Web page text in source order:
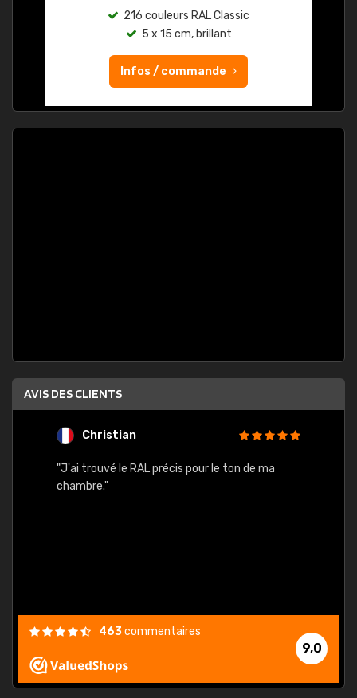
216 couleurs RAL Classic
5 x 15 cm, brillant
Infos / commande
AVIS DES CLIENTS
Christian
"J'ai trouvé le RAL précis pour le ton de ma
chambre."
9,0
463commentaires